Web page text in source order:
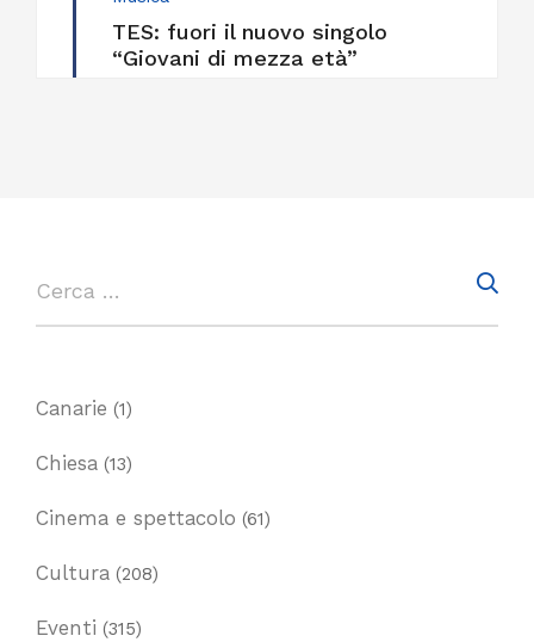
TES: fuori il nuovo singolo
“Giovani di mezza età”
Canarie (1)
Chiesa (13)
Cinema e spettacolo (61)
Cultura (208)
Eventi (315)